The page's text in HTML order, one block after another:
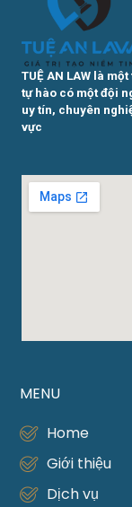
TUỆ AN LAW là
tự hào có một đội
uy tín, chuyên
vực
MENU
Home
Giới thiệu
Dịch vụ